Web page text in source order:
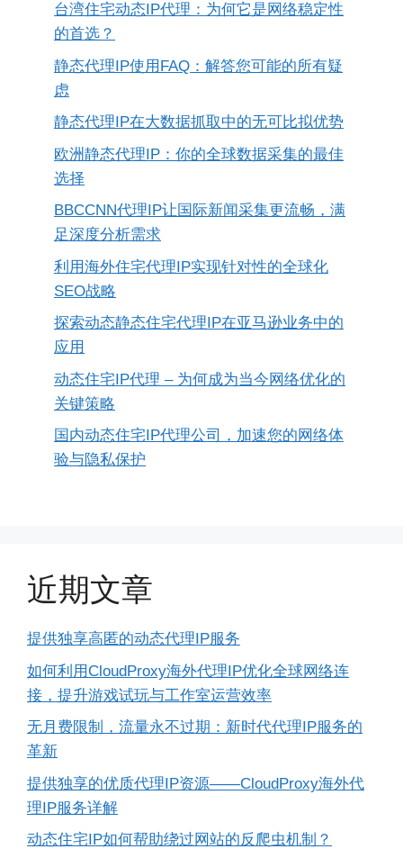
台湾住宅动态IP代理：为何它是网络稳定性
的首选？
静态代理IP使用FAQ：解答您可能的所有疑
虑
静态代理IP在大数据抓取中的无可比拟优势
欧洲静态代理IP：你的全球数据采集的最佳
选择
BBCCNN代理IP让国际新闻采集更流畅，满
足深度分析需求
利用海外住宅代理IP实现针对性的全球化
SEO战略
探索动态静态住宅代理IP在亚马逊业务中的
应用
动态住宅IP代理 – 为何成为当今网络优化的
关键策略
国内动态住宅IP代理公司，加速您的网络体
验与隐私保护
近期文章
提供独享高匿的动态代理IP服务
如何利用CloudProxy海外代理IP优化全球网络连
接，提升游戏试玩与工作室运营效率
无月费限制，流量永不过期：新时代代理IP服务的
革新
提供独享的优质代理IP资源——CloudProxy海外代
理IP服务详解
动态住宅IP如何帮助绕过网站的反爬虫机制？